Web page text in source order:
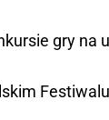
gry